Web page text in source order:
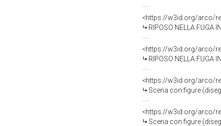
<https://w3id.org/arco/
RIPOSO NELLA
<https://w3id.org/arco/
RIPOSO NELLA
<https://w3id.org/arco/
Scena con figure
<https://w3id.org/arco/
Scena con figure